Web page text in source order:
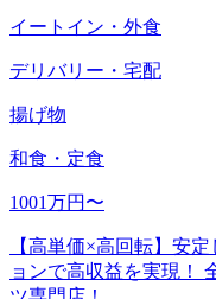
イートイン・外食
デリバリー・宅配
揚げ物
和食・定食
1001万円〜
【高単価×高回転】安
ョンで高収益を実現！